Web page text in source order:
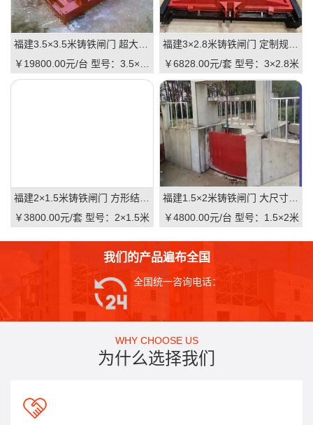
￥19800.00元/台 型号：3.5×3.5米
￥6828.00元/套 型号：3×2.8米
￥3800.00元/套 型号：2×1.5米
￥4800.00元/台 型号：1.5×2米
我们的产品遍布全国
全国统一咨询电话：
WHY CHOOSE US
为什么选择我们